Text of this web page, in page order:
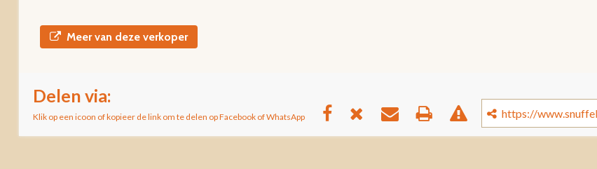
Meer van deze verkoper
Delen via:
Klik op een icoon of kopieer de link om te delen op Facebook of WhatsApp